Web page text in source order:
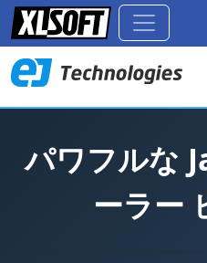
パワフルな
ーラー